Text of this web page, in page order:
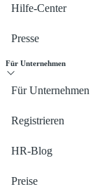
Hilfe-Center
Presse
Für Unternehmen
Für Unternehmen
Registrieren
HR-Blog
Preise